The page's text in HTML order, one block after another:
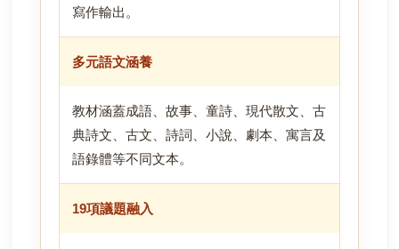
寫作輸出。
多元語文涵養
教材涵蓋成語、故事、童詩、現代散文、古
典詩文、古文、詩詞、小說、劇本、寓言及
語錄體等不同文本。
19項議題融入